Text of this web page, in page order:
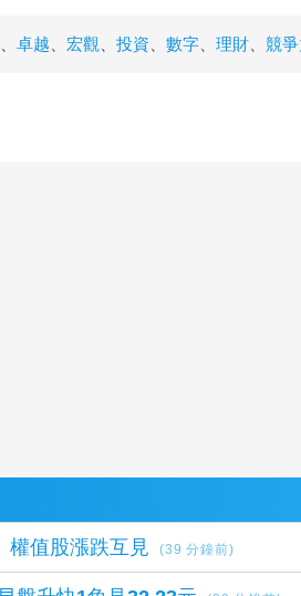
、 卓越、 宏觀、 投資、 數字、 理財、 競爭
值股漲跌互見 (39 分鐘前)